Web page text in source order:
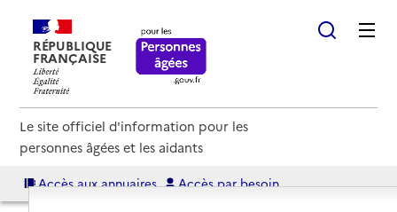
RÉPUBLIQUE
FRANÇAISE
Le site officiel d'information pour les
personnes âgées et les aidants
Accès aux annuaires Accès par besoin